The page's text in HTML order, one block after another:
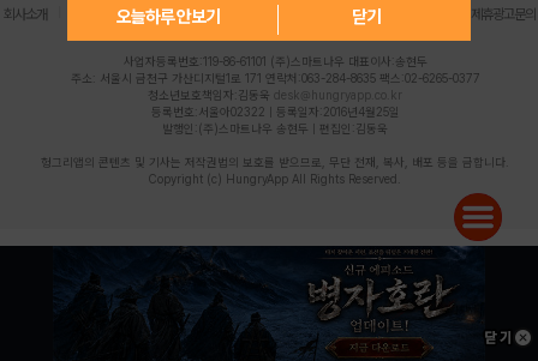
오늘하루 안보기 닫기
회사소개 | 개인정보 처리방침 불법촬영물 신고센터 제휴광고문의
사업자등록번호:119-86-61101 (주)스마트나우 대표이사:송현두
주소: 서울시 금천구 가산디지털1로 171 연락처:063-284-8635 팩스:02-6265-0377
청소년보호책임자:김동욱 desk@hungryapp.co.kr
등록번호:서울아02322 | 등록일자:2016년4월25일
발행인:(주)스마트나우 송현두 | 편집인:김동욱
헝그리앱의 콘텐츠 및 기사는 저작권법의 보호를 받으므로, 무단 전재, 복사, 배포 등을 금합니다.
Copyright (c) HungryApp All Rights Reserved.